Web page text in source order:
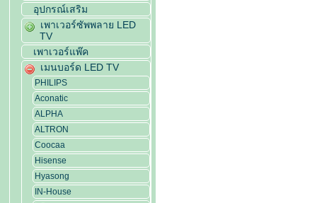
อุปกรณ์เสริม
เพาเวอร์ซัพพลาย LED
TV
เพาเวอร์แพ๊ค
เมนบอร์ด LED TV
PHILIPS
Aconatic
ALPHA
ALTRON
Coocaa
Hisense
Hyasong
IN-House